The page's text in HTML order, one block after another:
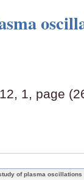
1, page
of plasma